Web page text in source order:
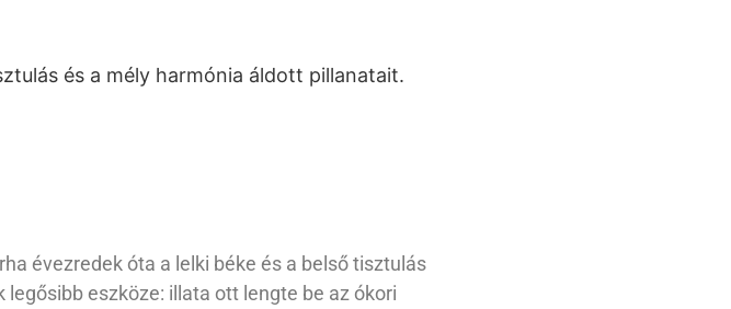
és a mély harmónia áldott pillanatait.
évezredek óta a lelki béke és a belső tisztulás
legősibb eszköze: illata ott lengte be az ókori